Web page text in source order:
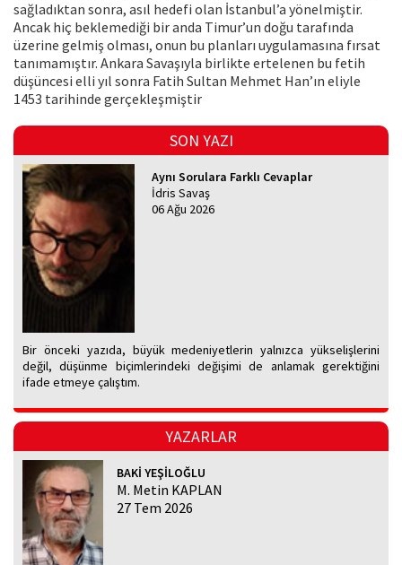
sağladıktan sonra, asıl hedefi olan İstanbul’a yönelmiştir.
Ancak hiç beklemediği bir anda Timur’un doğu tarafında
üzerine gelmiş olması, onun bu planları uygulamasına fırsat
tanımamıştır. Ankara Savaşıyla birlikte ertelenen bu fetih
düşüncesi elli yıl sonra Fatih Sultan Mehmet Han’ın eliyle
1453 tarihinde gerçekleşmiştir
SON YAZI
Aynı Sorulara Farklı Cevaplar
İdris Savaş
06 Ağu 2026
Bir önceki yazıda, büyük medeniyetlerin yalnızca yükselişlerini
değil, düşünme biçimlerindeki değişimi de anlamak gerektiğini
ifade etmeye çalıştım.
YAZARLAR
BAKİ YEŞİLOĞLU
M. Metin KAPLAN
27 Tem 2026